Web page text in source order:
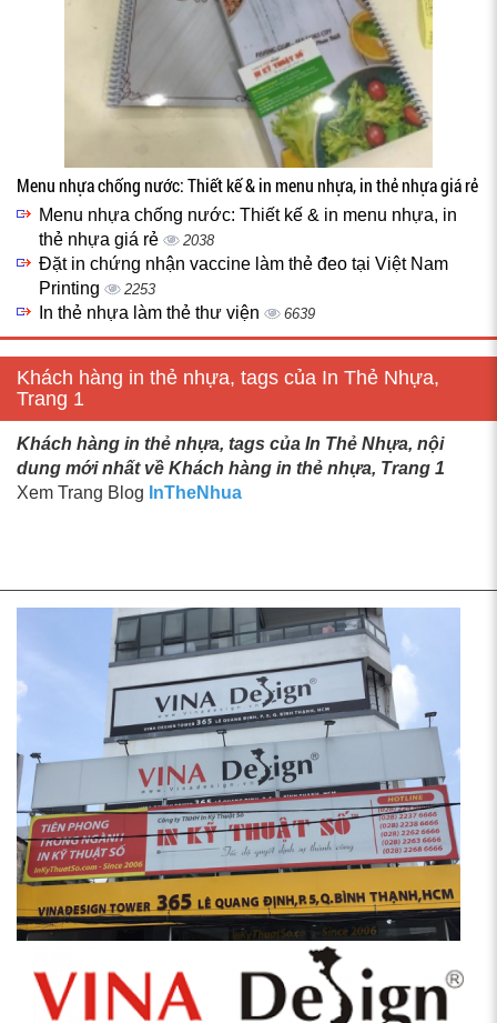
Menu nhựa chống nước: Thiết kế & in menu nhựa, in thẻ nhựa giá rẻ
Menu nhựa chống nước: Thiết kế & in menu nhựa, in
thẻ nhựa giá rẻ
2038
Đặt in chứng nhận vaccine làm thẻ đeo tại Việt Nam
Printing
2253
In thẻ nhựa làm thẻ thư viện 6639
Khách hàng in thẻ nhựa, tags của In Thẻ Nhựa,
Trang 1
Khách hàng in thẻ nhựa, tags của In Thẻ Nhựa, nội
dung mới nhất về Khách hàng in thẻ nhựa, Trang 1
Xem Trang Blog InTheNhua